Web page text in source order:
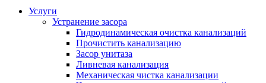
Услуги
Устранение засора
Гидродинамическая очистка канализаций
Прочистить канализацию
Засор унитаза
Ливневая канализация
Механическая чистка канализации